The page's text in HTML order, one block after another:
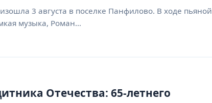
3 августа в поселке Панфилово. В ходе пьяной
музыка, Роман…
Отечества: 65-летнего